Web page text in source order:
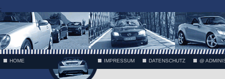
;
HOME IMPRESSUM DATENSCHUTZ @